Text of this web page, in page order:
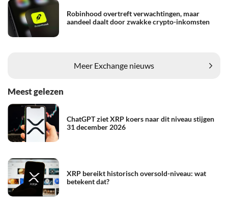
Robinhood overtreft verwachtingen, maar
aandeel daalt door zwakke crypto-inkomsten
Meer Exchange nieuws
Meest gelezen
ChatGPT ziet XRP koers naar dit niveau stijgen
31 december 2026
XRP bereikt historisch oversold-niveau: wat
betekent dat?